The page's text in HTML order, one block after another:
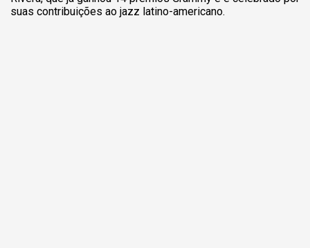
suas contribuições ao jazz latino-americano.